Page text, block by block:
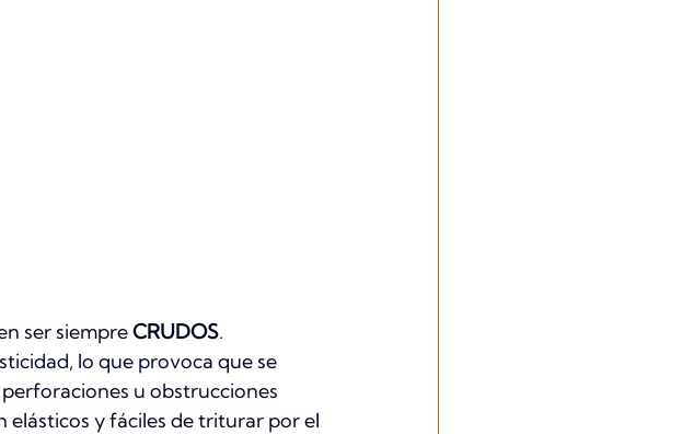
ser siempre CRUDOS.
lo que provoca que se
u obstrucciones
elásticos y fáciles de triturar por el